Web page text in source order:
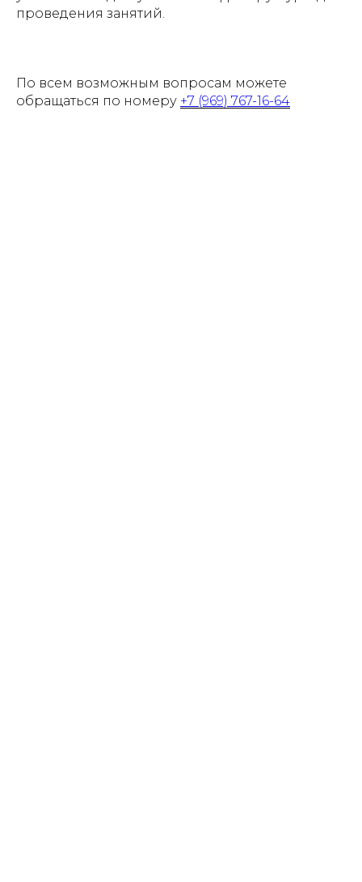
проведения занятий.
По всем возможным вопросам можете
обращаться по номеру +7 (969) 767-16-64